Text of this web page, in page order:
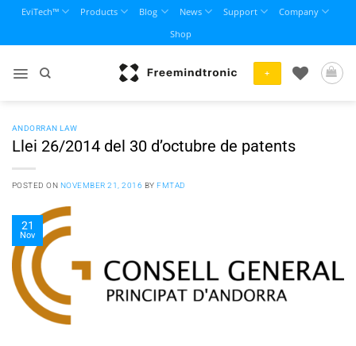
content
EviTech™ Products Blog News Support
Company
Shop
+
ANDORRAN LAW
Llei 26/2014 del 30 d’octubre de patents
POSTED ON NOVEMBER 21, 2016 BYFMTAD
21
Nov